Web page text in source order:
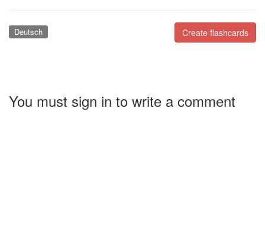
Create flashcards
Deutsch
You must sign in to write a comment